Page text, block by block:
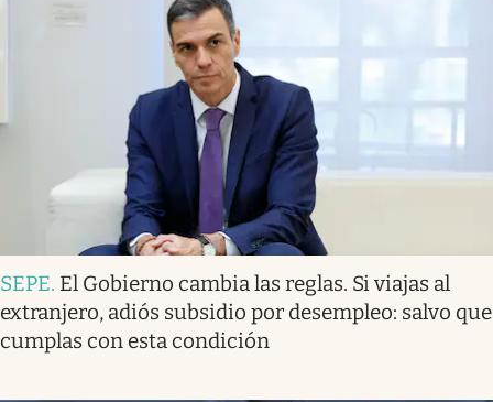
SEPE. El Gobierno cambia las reglas. Si viajas al
extranjero, adiós subsidio por desempleo: salvo que
cumplas con esta condición